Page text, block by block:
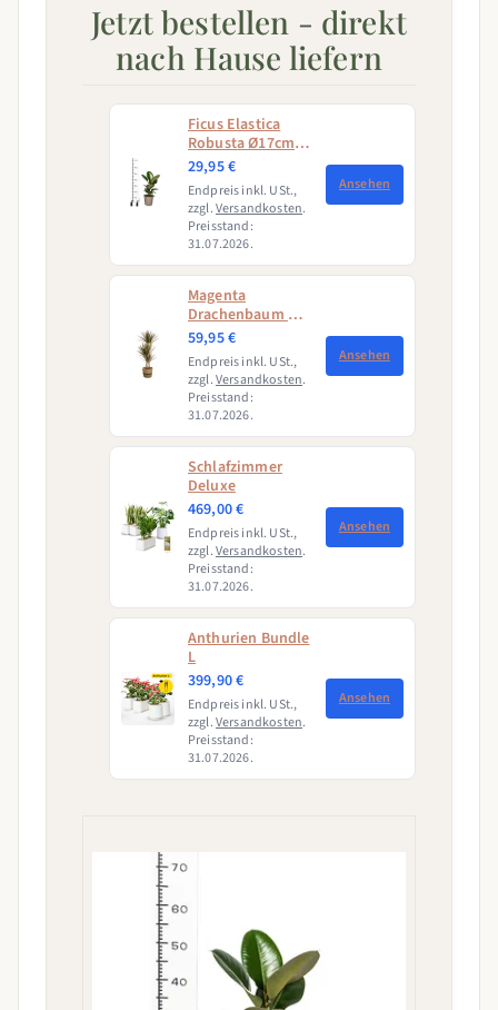
Jetzt bestellen - direkt
nach Hause liefern
Ficus Elastica
Robusta Ø17cm -
↕50 - 60cm
29,95 €
Endpreis inkl. USt.,
zzgl.Versandkosten.
Preisstand:
31.07.2026.
Ansehen
Magenta
Drachenbaum mit
Korb (Dracaena
Marginata
Magenta)
59,95 €
Endpreis inkl. USt.,
zzgl.Versandkosten.
Preisstand:
31.07.2026.
Ansehen
Schlafzimmer
Deluxe
469,00 €
Endpreis inkl. USt.,
zzgl.Versandkosten.
Preisstand:
31.07.2026.
Ansehen
Anthurien Bundle
L
399,90 €
Endpreis inkl. USt.,
zzgl.Versandkosten.
Preisstand:
31.07.2026.
Ansehen